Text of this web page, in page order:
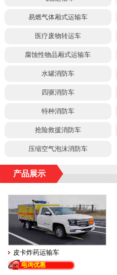
易燃气体厢式运输车
医疗废物转运车
腐蚀性物品厢式运输车
水罐消防车
四驱消防车
特种消防车
抢险救援消防车
压缩空气泡沫消防车
产品展示
皮卡炸药运输车
电询优惠